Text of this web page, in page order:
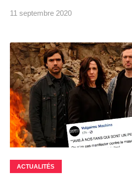
11 septembre 2020
ACTUALITÉS